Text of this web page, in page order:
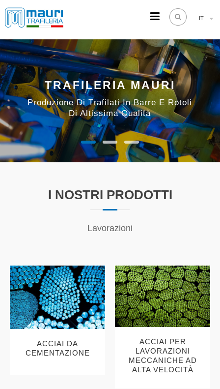
IT
TRAFILERIA MAURI
Produzione Di Trafilati In Barre E Rotoli
Di Altissima Qualità
I NOSTRI PRODOTTI
Lavorazioni
ACCIAI DA
CEMENTAZIONE
ACCIAI PER
LAVORAZIONI
MECCANICHE AD
ALTA VELOCITÀ